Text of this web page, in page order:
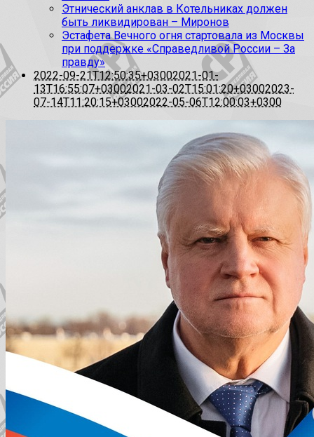
Этнический анклав в Котельниках должен
быть ликвидирован – Миронов
Эстафета Вечного огня стартовала из Москвы
при поддержке «Справедливой России – За
правду»
2022-09-21T12:50:35+03002021-01-
13T16:55:07+03002021-03-02T15:01:20+03002023-
07-14T11:20:15+03002022-05-06T12:00:03+0300